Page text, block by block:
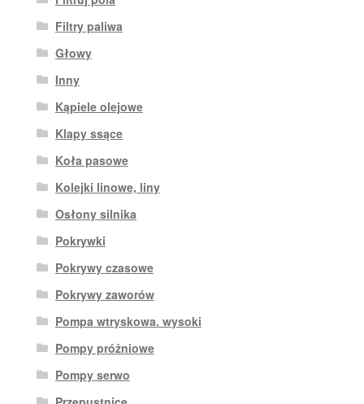
Filtry paliwa
Głowy
Inny
Kąpiele olejowe
Klapy ssące
Koła pasowe
Kolejki linowe, liny
Osłony silnika
Pokrywki
Pokrywy czasowe
Pokrywy zaworów
Pompa wtryskowa. wysoki
Pompy próżniowe
Pompy serwo